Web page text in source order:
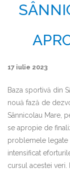
17 iulie 2023
Baza sportivă din
nouă fază de
Sânnicolau Mare,
se apropie de
problemele legate
intensificat
cursul acestei veri.